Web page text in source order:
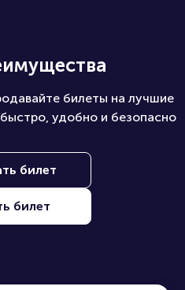
билеты на лучшие
удобно и безопасно
билет
билет